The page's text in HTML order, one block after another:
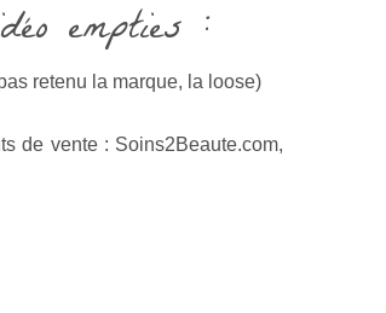
empties :
retenu la marque, la loose)
de vente : Soins2Beaute.com,